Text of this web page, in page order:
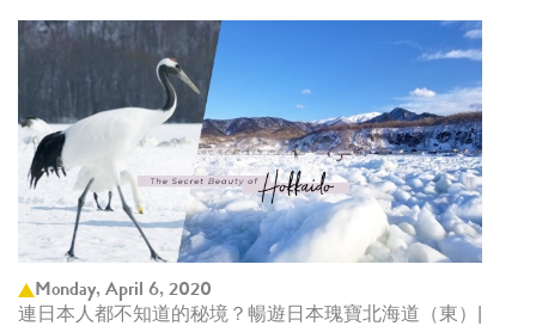
Monday, April 6, 2020
連日本人都不知道的秘境？暢遊日本瑰寶北海道（東）|